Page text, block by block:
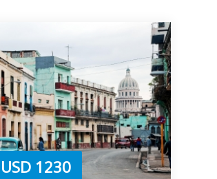
USD 1230